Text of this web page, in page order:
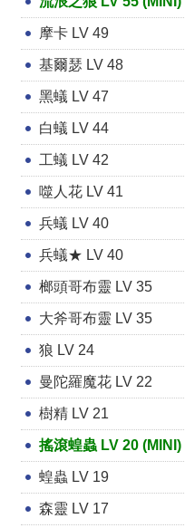
摩卡 LV 49
基爾瑟 LV 48
黑蟻 LV 47
白蟻 LV 44
工蟻 LV 42
噬人花 LV 41
兵蟻 LV 40
兵蟻★ LV 40
榔頭哥布靈 LV 35
大斧哥布靈 LV 35
狼 LV 24
曼陀羅魔花 LV 22
樹精 LV 21
搖滾蝗蟲 LV 20 (MINI)
蝗蟲 LV 19
森靈 LV 17